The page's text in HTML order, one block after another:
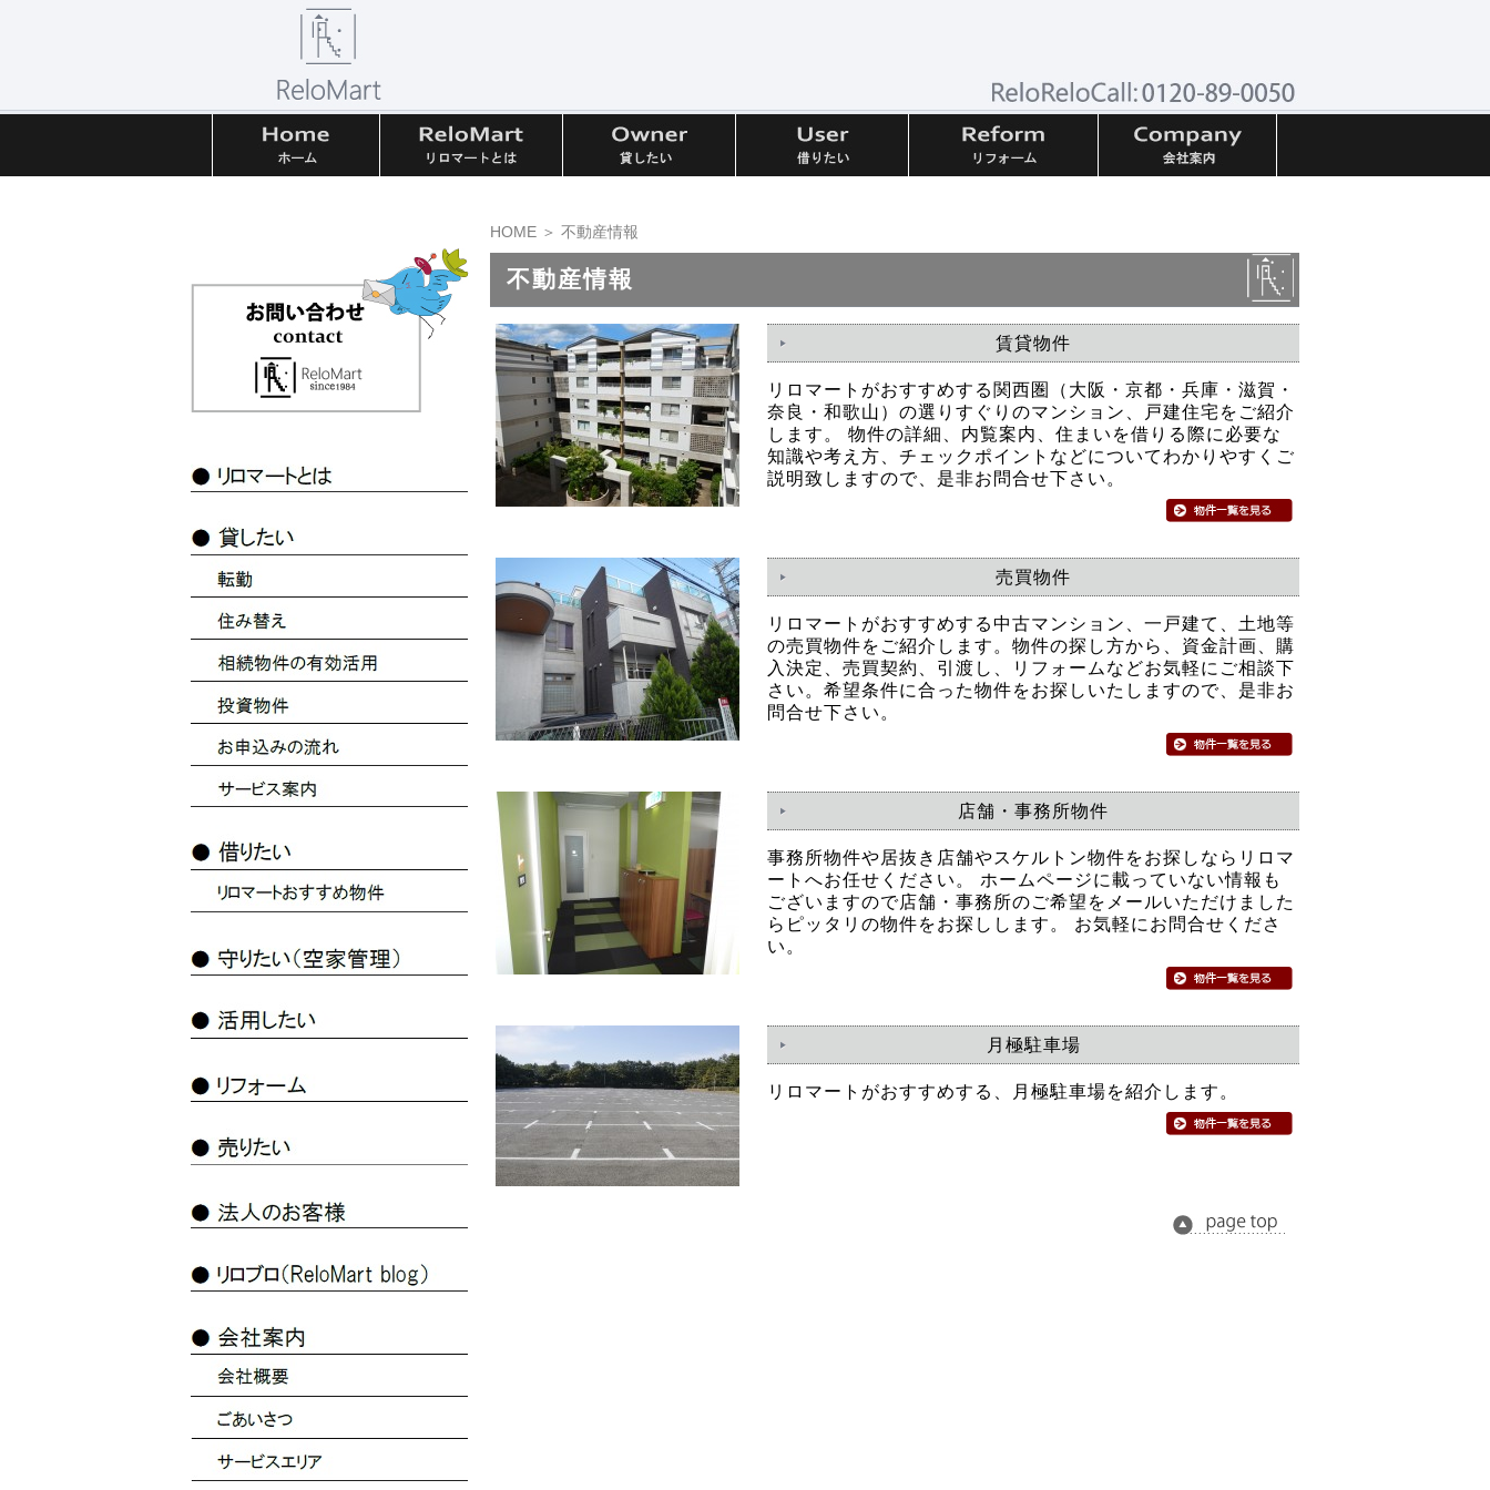
HOME ＞ 不動産情報
不動産情報
賃貸物件
リロマートがおすすめする関西圏（大阪・京都・兵庫・滋賀・
奈良・和歌山）の選りすぐりのマンション、戸建住宅をご紹介
します。 物件の詳細、内覧案内、住まいを借りる際に必要な
知識や考え方、チェックポイントなどについてわかりやすくご
説明致しますので、是非お問合せ下さい。
売買物件
リロマートがおすすめする中古マンション、一戸建て、土地等
の売買物件をご紹介します。物件の探し方から、資金計画、購
入決定、売買契約、引渡し、リフォームなどお気軽にご相談下
さい。希望条件に合った物件をお探しいたしますので、是非お
問合せ下さい。
店舗・事務所物件
事務所物件や居抜き店舗やスケルトン物件をお探しならリロマ
ートへお任せください。 ホームページに載っていない情報も
ございますので店舗・事務所のご希望をメールいただけました
らピッタリの物件をお探しします。 お気軽にお問合せくださ
い。
月極駐車場
リロマートがおすすめする、月極駐車場を紹介します。